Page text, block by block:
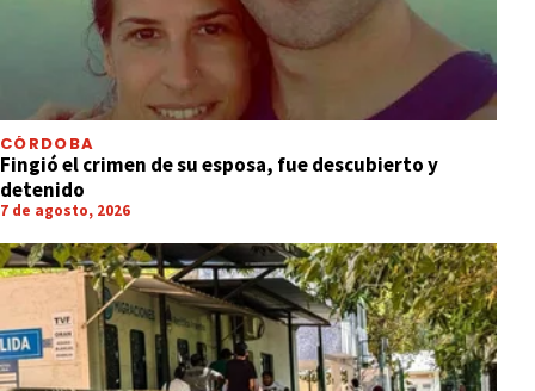
CÓRDOBA
Fingió el crimen de su esposa, fue descubierto y
detenido
7 de agosto, 2026